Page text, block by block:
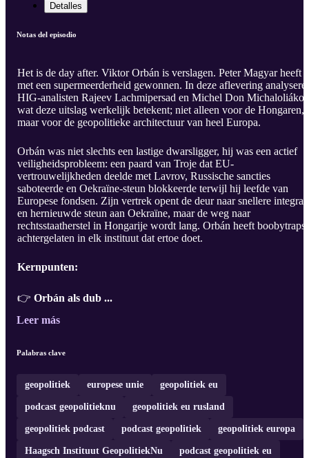
Detalles
Notas del episodio
Het is de day after. Viktor Orbán is verslagen. Peter Magyar heeft
met een supermeerderheid gewonnen. In deze aflevering
HIG-analisten Rajeev Lachmipersad en Michel Don Michaloliákos
wat deze uitslag werkelijk betekent; niet alleen voor de Hongaren,
maar voor de geopolitieke architectuur van heel Europa.
Orbán was niet slechts een lastige dwarsligger, hij was een actief
veiligheidsprobleem: een paard van Troje dat EU-
vertrouwelijkheden deelde met Lavrov, Russische sancties
saboteerde en Oekraïne-steun blokkeerde terwijl hij leefde van
Europese fondsen. Zijn vertrek opent de deur naar snellere
en hernieuwde steun aan Oekraïne, maar de weg naar
rechtsstaatherstel in Hongarije wordt lang. Orbán heeft boobytraps
achtergelaten in elk instituut dat ertoe doet.
Kernpunten:
👉 Orbán als dub ...
Leer más
Palabras clave
geopolitiek europese unie geopolitiek eu
podcast geopolitieknu geopolitiek eu rusland
geopolitiek podcast podcast geopolitiek geopolitiek europa
Haagsch Instituut GeopolitiekNu podcast geopolitiek eu